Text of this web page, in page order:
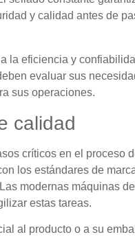
y calidad antes de
la eficiencia y
evaluar sus
sus operaciones.
calidad
críticos en el proceso
los estándares de
modernas máquinas
estas tareas.
al producto o a su